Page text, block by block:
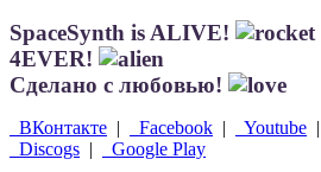
SpaceSynth is ALIVE!
4EVER!
Сделано с любовью!
ВКонтакте | Facebook | Youtube |
Discogs | Google Play